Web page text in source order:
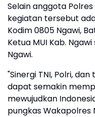
Selain anggota
kegiatan tersebut
Kodim 0805 Ngawi,
Ketua MUI Kab.
Ngawi.
"Sinergi TNI, Polri,
dapat semakin
mewujudkan
pungkas Wakapolres